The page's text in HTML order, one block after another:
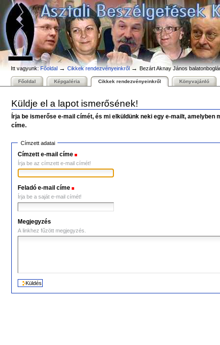
Tovább
tartalomhoz
Ugrás
navigációhoz
Személyes
eszközök
Itt vagyunk: Főoldal →Cikkek rendezvényeinkről →Bezárt Aknay János
Bekezdések
Főoldal Képgaléria Cikkek rendezvényeinkről Könyvajánló
Küldje el a lapot ismerősének!
Írja be ismerőse e-mail címét, és mi elküldünk neki egy e-mailt, amelyben
címe.
Címzett adatai
Címzett e-mail címe
Írja be az címzett e-mail címét!
Feladó e-mail címe
Írja be a saját e-mail címét!
Megjegyzés
A linkhez fűzött megjegyzés.